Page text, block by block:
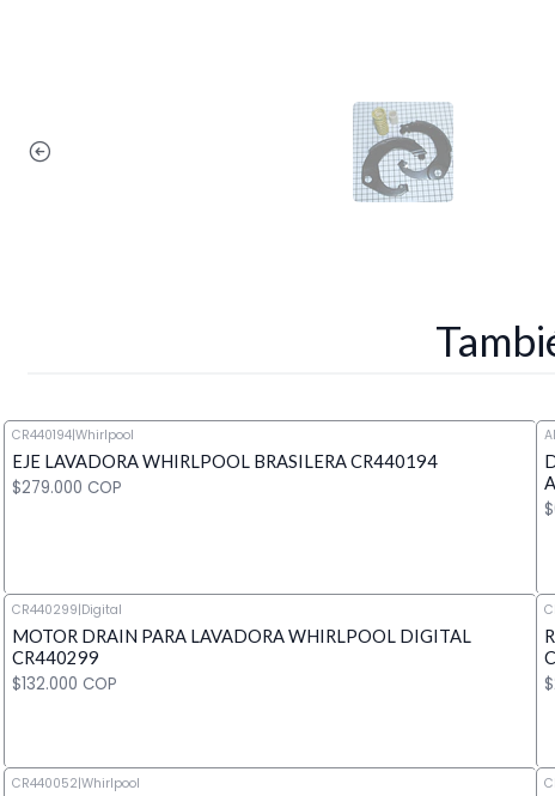
CR440194|Whirlpool
EJE LAVADORA WHIRLPOOL BRASILERA CR440194
$279.000 COP
Cantidad
CR440299|Digital
MOTOR DRAIN PARA LAVADORA WHIRLPOOL DIGITAL
CR440299
$132.000 COP
CR440052|Whirlpool